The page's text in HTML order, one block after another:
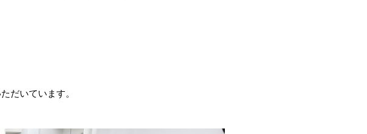
だいています。